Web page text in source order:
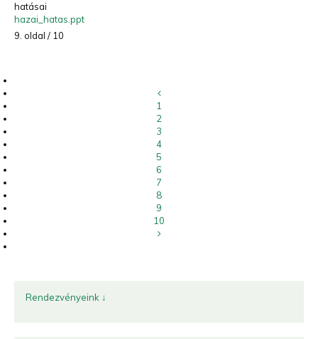
hatásai
hazai_hatas.ppt
9. oldal / 10
1
2
3
4
5
6
7
8
9
10
Rendezvényeink ↓